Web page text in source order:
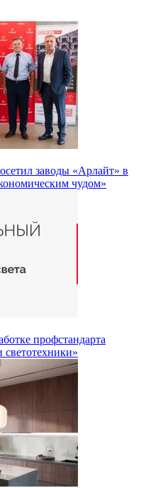
заводы «Арлайт» в
чудом»
профстандарта
светотехники»